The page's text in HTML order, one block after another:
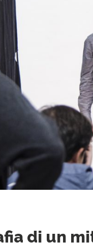
di un